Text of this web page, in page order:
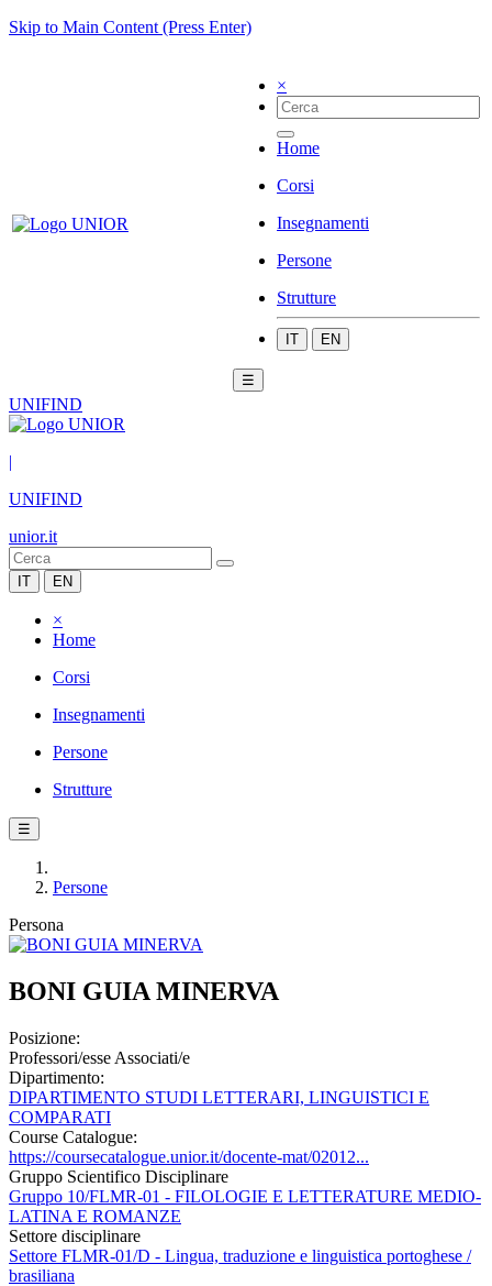
Skip to Main Content (Press Enter)
×
Home
Corsi
Insegnamenti
Persone
Strutture
IT EN
☰
UNIFIND
|
UNIFIND
unior.it
IT EN
×
Home
Corsi
Insegnamenti
Persone
Strutture
☰
Persone
Persona
BONI GUIA MINERVA
Posizione:
Professori/esse Associati/e
Dipartimento:
DIPARTIMENTO STUDI LETTERARI, LINGUISTICI E
COMPARATI
Course Catalogue:
https://coursecatalogue.unior.it/docente-mat/02012...
Gruppo Scientifico Disciplinare
Gruppo 10/FLMR-01 - FILOLOGIE E LETTERATURE MEDIO-
LATINA E ROMANZE
Settore disciplinare
Settore FLMR-01/D - Lingua, traduzione e linguistica portoghese /
brasiliana